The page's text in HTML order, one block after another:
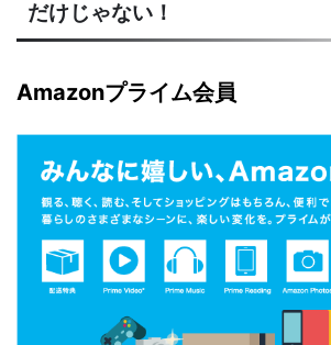
だけじゃない！
Amazonプライム会員